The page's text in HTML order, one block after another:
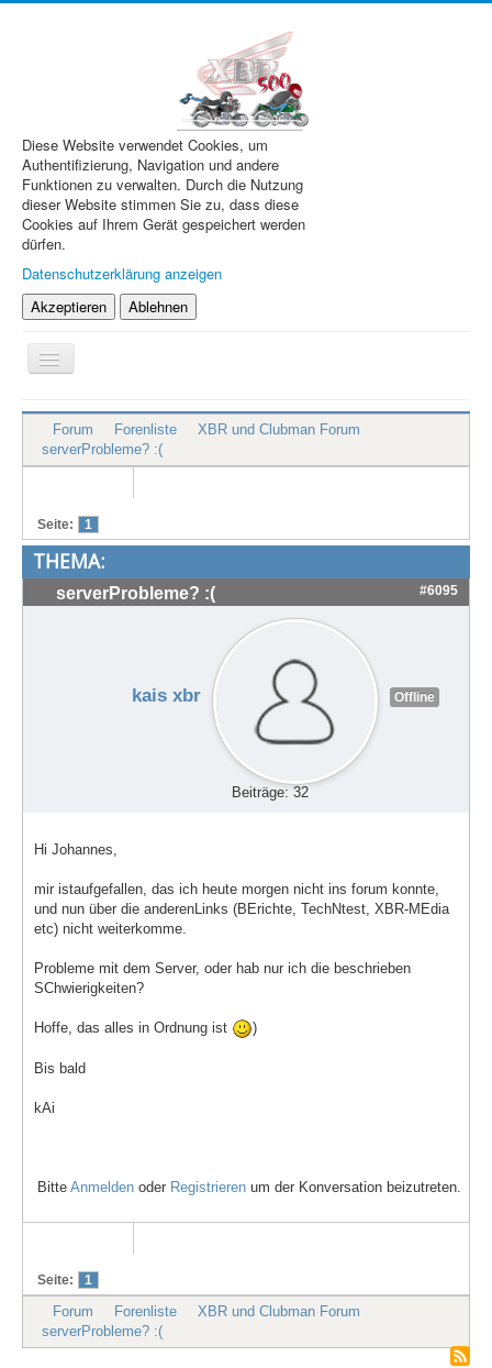
Diese Website verwendet Cookies, um
Authentifizierung, Navigation und andere
Funktionen zu verwalten. Durch die Nutzung
dieser Website stimmen Sie zu, dass diese
Cookies auf Ihrem Gerät gespeichert werden
dürfen.
Datenschutzerklärung anzeigen
Akzeptieren
Ablehnen
Navigation
an/aus
XBR.de
Technik
Treffen & Touren
Cafe-Ecke
Suche
Forum Forenliste
XBR und Clubman Forum
serverProbleme? :(
Seite: 1
THEMA:
serverProbleme? :( #6095
kais xbr Offline
Beiträge: 32
Hi Johannes,
mir istaufgefallen, das ich heute morgen nicht ins forum konnte,
und nun über die anderenLinks (BErichte, TechNtest, XBR-MEdia
etc) nicht weiterkomme.
Probleme mit dem Server, oder hab nur ich die beschrieben
SChwierigkeiten?
Hoffe, das alles in Ordnung ist )
Bis bald
kAi
Bitte Anmelden oder Registrieren um der Konversation beizutreten.
Seite: 1
Forum Forenliste
XBR und Clubman Forum
serverProbleme? :(